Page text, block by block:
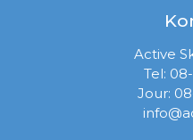
Active
Tel:
Jour: